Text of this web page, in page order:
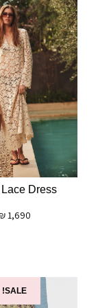
Dress
1,690
₪
SALE!